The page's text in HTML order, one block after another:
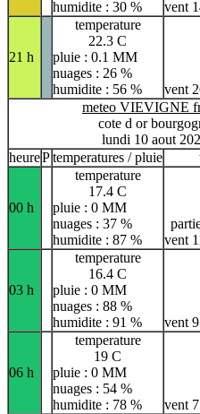
humidite : 30 % vent
21 h
temperature
22.3 C
pluie : 0.1 MM
nuages : 26 %
humidite : 56 %
vent
meteo VIEVIGNE
cote d or
lundi 10 aout
heurePtemperatures / pluie
00 h
temperature
17.4 C
pluie : 0 MM
nuages : 37 %
humidite : 87 %
vent
03 h
temperature
16.4 C
pluie : 0 MM
nuages : 88 %
humidite : 91 %
vent
06 h
temperature
19 C
pluie : 0 MM
nuages : 54 %
humidite : 78 %
vent